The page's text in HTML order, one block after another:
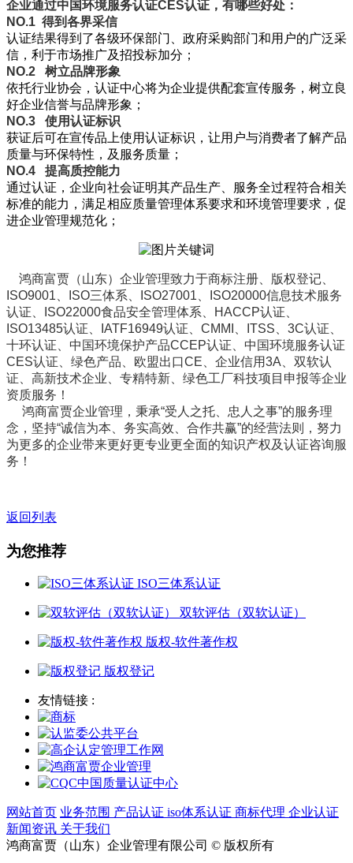
企业通过中国环境服务认证CES认证，有哪些好处：
NO.1 得到各界采信
认证结果得到了各级环保部门、政府采购部门和用户的广泛采
信，利于市场推广及招投标加分；
NO.2 树立品牌形象
依托行业协会，认证中心将为企业提供配套宣传服务，树立良
好企业信誉与品牌形象；
NO.3 使用认证标识
获证后可在宣传品上使用认证标识，让用户与消费者了解产品
质量与环保特性，及服务质量；
NO.4 提高质控能力
通过认证，企业向社会证明其产品生产、服务全过程符合相关
标准的能力，满足相应质量管理体系要求和环境管理要求，促
进企业管理规范化；
鸿商富贾（山东）企业管理致力于商标注册、版权登记、
ISO9001、ISO三体系、ISO27001、ISO20000信息技术服务
认证、ISO22000食品安全管理体系、HACCP认证、
ISO13485认证、IATF16949认证、CMMI、ITSS、3C认证、
十环认证、中国环境保护产品CCEP认证、中国环境服务认证
CES认证、绿色产品、欧盟出口CE、企业信用3A、双软认
证、高新技术企业、专精特新、绿色工厂科技项目申报等企业
资质服务！
鸿商富贾企业管理，秉承“受人之托、忠人之事”的服务理
念，坚持“诚信为本、务实高效、合作共赢”的经营法则，努力
为更多的企业带来更好更专业更全面的知识产权及认证咨询服
务！
返回列表
为您推荐
ISO三体系认证
双软评估（双软认证）
版权-软件著作权
版权登记
友情链接 :
网站首页 业务范围 产品认证 iso体系认证 商标代理 企业认证
新闻资讯 关于我们
鸿商富贾（山东）企业管理有限公司 © 版权所有